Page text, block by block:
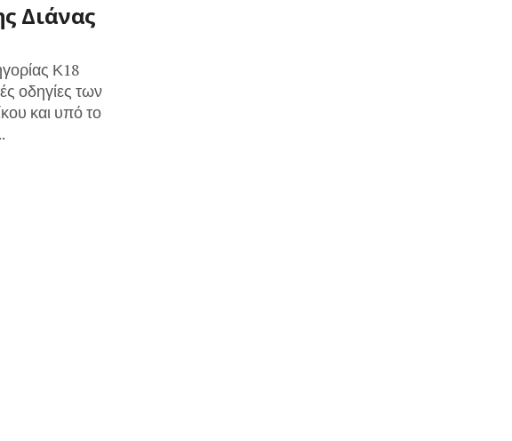
Διάνας
Κ18
οδηγίες των
και υπό το